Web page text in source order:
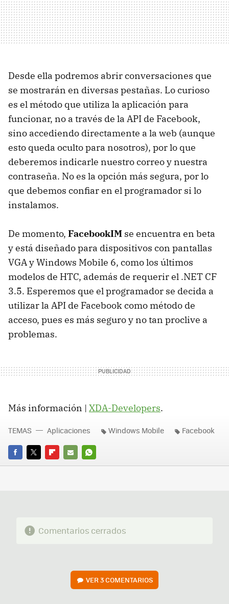
Desde ella podremos abrir conversaciones que
se mostrarán en diversas pestañas. Lo curioso
es el método que utiliza la aplicación para
funcionar, no a través de la API de Facebook,
sino accediendo directamente a la web (aunque
esto queda oculto para nosotros), por lo que
deberemos indicarle nuestro correo y nuestra
contraseña. No es la opción más segura, por lo
que debemos confiar en el programador si lo
instalamos.
De momento, FacebookIM se encuentra en beta
y está diseñado para dispositivos con pantallas
VGAy Windows Mobile 6, como los últimos
modelos de HTC, además de requerir el .NET CF
3.5. Esperemos que el programador se decida a
utilizar la API de Facebook como método de
acceso, pues es más seguro y no tan proclive a
problemas.
Más información | XDA-Developers.
FACEBOOK
TWITTERFLIPBOARD
E-
WHATSAPP
TEMAS Aplicaciones Windows Mobile Facebook
Comentarios cerrados
VER3 COMENTARIOS